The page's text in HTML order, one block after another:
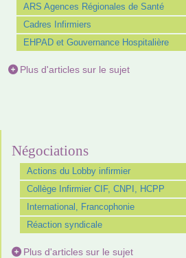
ARS Agences Régionales de Santé
Cadres Infirmiers
EHPAD et Gouvernance Hospitalière
Plus d'articles sur le sujet
Négociations
Actions du Lobby infirmier
Collège Infirmier CIF, CNPI, HCPP
International, Francophonie
Réaction syndicale
Plus d'articles sur le sujet